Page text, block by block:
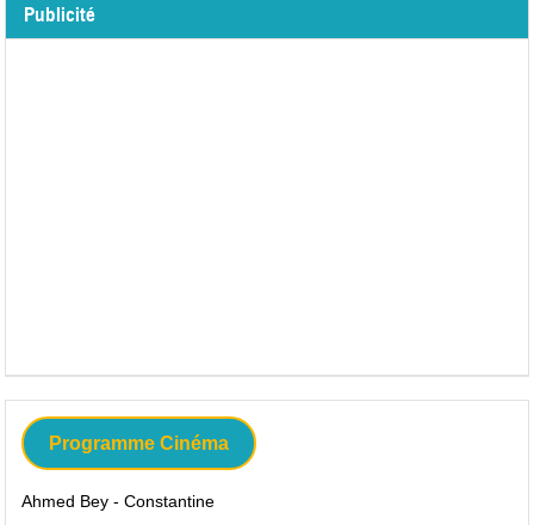
Publicité
Programme Cinéma
Ahmed Bey - Constantine